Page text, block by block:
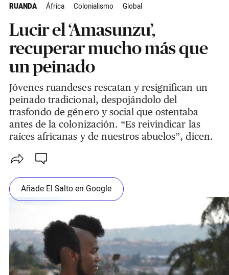
RUANDA África Colonialismo Global
Lucir el ‘Amasunzu’,
recuperar mucho más que
un peinado
Jóvenes ruandeses rescatan y resignifican un
peinado tradicional, despojándolo del
trasfondo de género y social que ostentaba
antes de la colonización. “Es reivindicar las
raíces africanas y de nuestros abuelos”, dicen.
Añade El Salto en Google